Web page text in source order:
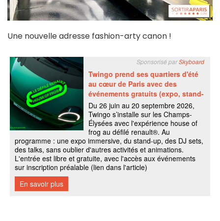
Une nouvelle adresse fashion-arty canon !